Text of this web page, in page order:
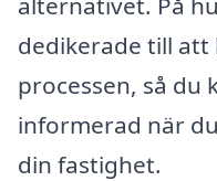
dedikerade till att
processen, så du
informerad när
din fastighet.